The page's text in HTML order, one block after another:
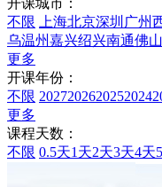
开课城市：
不限
上海北京深圳 广州
乌温州嘉兴绍兴南通佛山
更多
开课年份：
不限 2027202620252024
更多
课程天数：
不限 0.5天1天2天3天4天